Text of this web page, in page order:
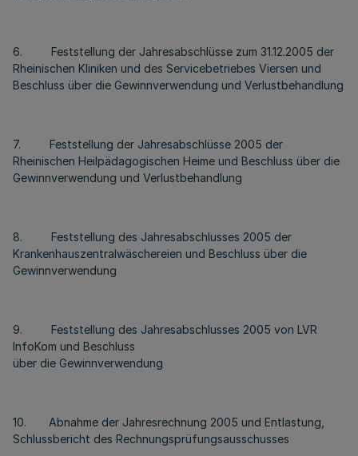
6. Feststellung der Jahresabschlüsse zum 31.12.2005 der
Rheinischen Kliniken und des Servicebetriebes Viersen und
Beschluss über die Gewinnverwendung und Verlustbehandlung
7. Feststellung der Jahresabschlüsse 2005 der
Rheinischen Heilpädagogischen Heime und Beschluss über die
Gewinnverwendung und Verlustbehandlung
8. Feststellung des Jahresabschlusses 2005 der
Krankenhauszentralwäschereien und Beschluss über die
Gewinnverwendung
9. Feststellung des Jahresabschlusses 2005 von LVR
InfoKom und Beschluss
über die Gewinnverwendung
10. Abnahme der Jahresrechnung 2005 und Entlastung,
Schlussbericht des Rechnungsprüfungsausschusses